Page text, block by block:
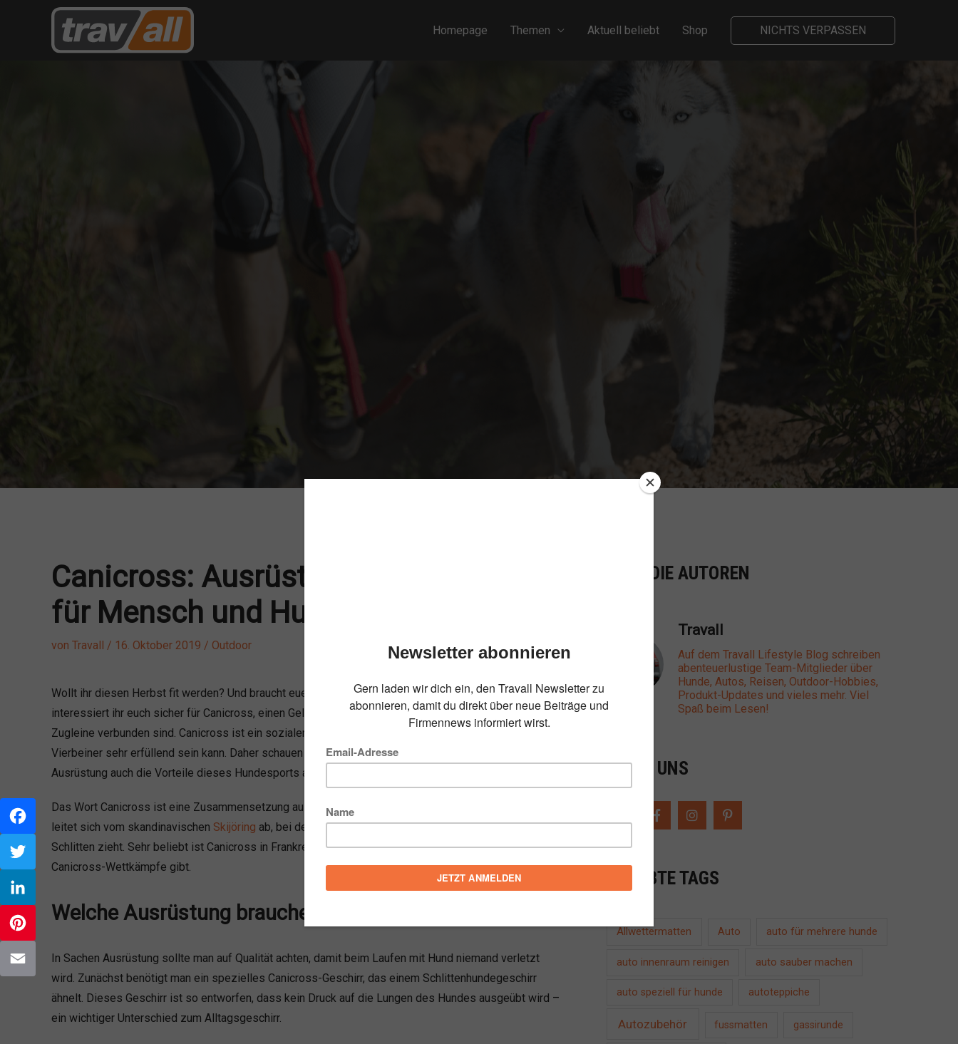
Homepage Themen Aktuell beliebt Shop NICHTS VERPASSEN
Canicross: Ausrüstung und Vorteile
für Mensch und Hund
von Travall / 16. Oktober 2019 / Outdoor
Wollt ihr diesen Herbst fit werden? Und braucht euer Vierbeiner mehr körperliche Auslastung? Dann
interessiert ihr euch sicher für Canicross, einen Geländelauf, bei dem Mensch und Hund durch eine
Zugleine verbunden sind. Canicross ist ein sozialer Sport, der viel Spaß macht und für Zwei- und
Vierbeiner sehr erfüllend sein kann. Daher schauen wir uns neben der erforderlichen Canicross
Ausrüstung auch die Vorteile dieses Hundesports an.
Das Wort Canicross ist eine Zusammensetzung aus Cani (Hund) und cross (Gelände). Die Sportart
leitet sich vom skandinavischen Skijöring ab, bei dem ein Hund (oder gelegentlich auch ein Pferd) einen
Schlitten zieht. Sehr beliebt ist Canicross in Frankreich, wo es bereits seit den 1980er Jahren
Canicross-Wettkämpfe gibt.
Welche Ausrüstung brauche ich für Canicross?
In Sachen Ausrüstung sollte man auf Qualität achten, damit beim Laufen mit Hund niemand verletzt
wird. Zunächst benötigt man ein spezielles Canicross-Geschirr, das einem Schlittenhundegeschirr
ähnelt. Dieses Geschirr ist so entworfen, dass kein Druck auf die Lungen des Hundes ausgeübt wird –
ein wichtiger Unterschied zum Alltagsgeschirr.
ÜBER DIE AUTOREN
Travall
Auf dem Travall Lifestyle Blog schreiben
abenteuerlustige Team-Mitglieder über
Hunde, Autos, Reisen, Outdoor-Hobbies,
Produkt-Updates und vieles mehr. Viel
Spaß beim Lesen!
FOLGE UNS
BELIEBTE TAGS
Allwettermatten Auto auto für mehrere hunde
auto innenraum reinigen auto sauber machen
auto speziell für hunde autoteppiche
Autozubehör fussmatten gassirunde
Facebook
Twitter
LinkedIn
Pinterest